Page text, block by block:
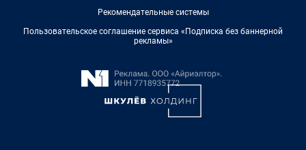
Рекомендательные системы
Пользовательское соглашение сервиса «Подписка без баннерной
рекламы»